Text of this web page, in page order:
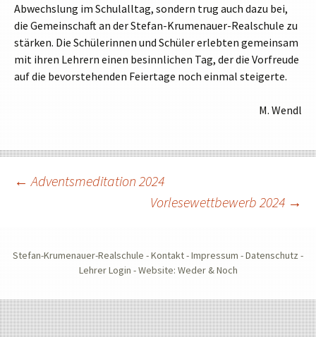
Abwechslung im Schulalltag, sondern trug auch dazu bei,
die Gemeinschaft an der Stefan-Krumenauer-Realschule zu
stärken. Die Schülerinnen und Schüler erlebten gemeinsam
mit ihren Lehrern einen besinnlichen Tag, der die Vorfreude
auf die bevorstehenden Feiertage noch einmal steigerte.
M. Wendl
Beitragsnavigation
← Adventsmeditation 2024
Vorlesewettbewerb 2024 →
Stefan-Krumenauer-Realschule -Kontakt-Impressum -Datenschutz -
Lehrer Login -Website: Weder & Noch